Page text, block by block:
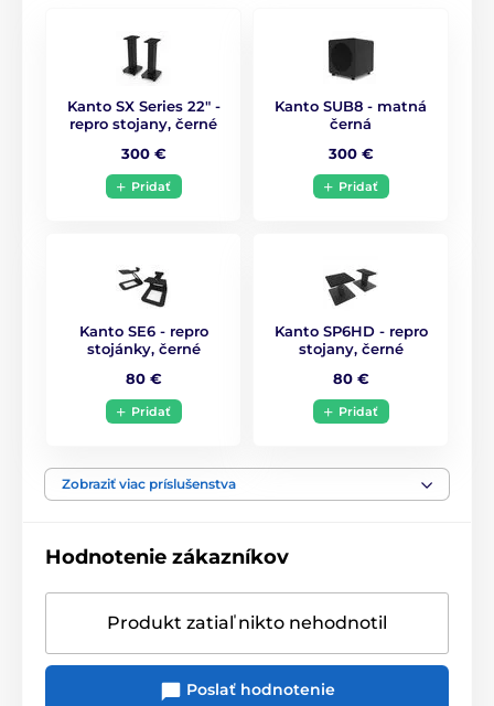
2 x 50 W
ozdobí kvalitním zvukem každý
K počítači Bezdrátové
Kanto SX Series 22" -
repro stojany, černé
300 €
Pridať
Kanto SUB8 - matná
černá
300 €
Pridať
Kanto SE6 - repro
stojánky, černé
80 €
Pridať
Kanto SP6HD - repro
stojany, černé
80 €
Pridať
Zobraziť viac príslušenstva
Hodnotenie zákazníkov
Produkt zatiaľ nikto nehodnotil
Poslať hodnotenie